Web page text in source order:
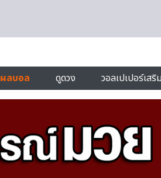
ผลบอล ดูดวง วอลเปเปอร์เสริ